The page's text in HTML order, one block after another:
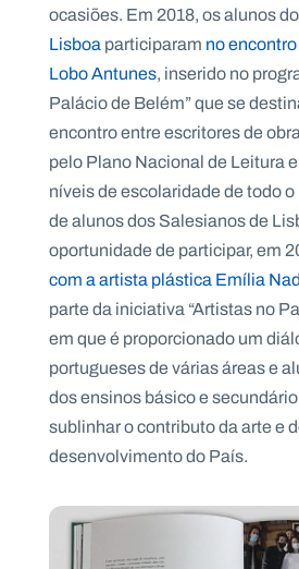
ocasiões. Em 2018, os alunos
Lisboaparticiparam no
Lobo Antunes, inserido no
Palácio de Belém” que se
encontro entre escritores de
pelo Plano Nacional de Leitura
níveis de escolaridade de todo
de alunos dos Salesianos de
oportunidade de participar, em
com a artista plástica Emília
parte da iniciativa “Artistas no
em que é proporcionado um
portugueses de várias áreas e
dos ensinos básico e
sublinhar o contributo da arte e
desenvolvimento do País.
A
g
e
n
d
a
C
o
n
t
c
t
o
s
N
e
w
s
e
tt
e
r